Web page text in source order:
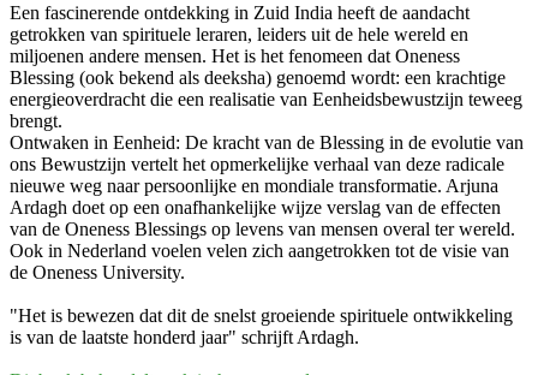
Een fascinerende ontdekking in Zuid India heeft de aandacht
getrokken van spirituele leraren, leiders uit de hele wereld en
miljoenen andere mensen. Het is het fenomeen dat Oneness
Blessing (ook bekend als deeksha) genoemd wordt: een krachtige
energieoverdracht die een realisatie van Eenheidsbewustzijn teweeg
brengt.
Ontwaken in Eenheid: De kracht van de Blessing in de evolutie van
ons Bewustzijn vertelt het opmerkelijke verhaal van deze radicale
nieuwe weg naar persoonlijke en mondiale transformatie. Arjuna
Ardagh doet op een onafhankelijke wijze verslag van de effecten
van de Oneness Blessings op levens van mensen overal ter wereld.
Ook in Nederland voelen velen zich aangetrokken tot de visie van
de Oneness University.
"Het is bewezen dat dit de snelst groeiende spirituele ontwikkeling
is van de laatste honderd jaar" schrijft Ardagh.